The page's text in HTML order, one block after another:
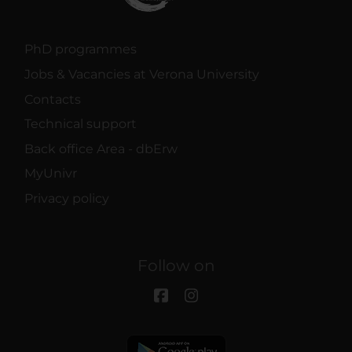
PhD programmes
Jobs & Vacancies at Verona University
Contacts
Technical support
Back office Area - dbErw
MyUnivr
Privacy policy
Follow on